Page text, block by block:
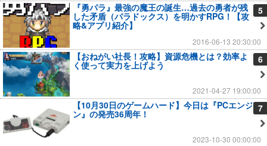
5
『勇パラ』最強の魔王の誕生…過去の勇者が残
した矛盾（パラドックス）を明かすRPG！【攻
略&アプリ紹介】
2016-06-13 20:30:00
6
【おねがい社長！攻略】資源危機とは？効率よ
く使って実力を上げよう
2021-04-27 19:00:00
7
【10月30日のゲームハード】今日は『PCエンジ
ン』の発売36周年！
2023-10-30 00:00:00